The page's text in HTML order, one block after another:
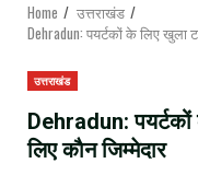
Home
उत्तराखंड
Dehradun: पयर्टकों के लिए खुला
उत्तराखंड
Dehradun:
लिए काैन जिम्मेदार